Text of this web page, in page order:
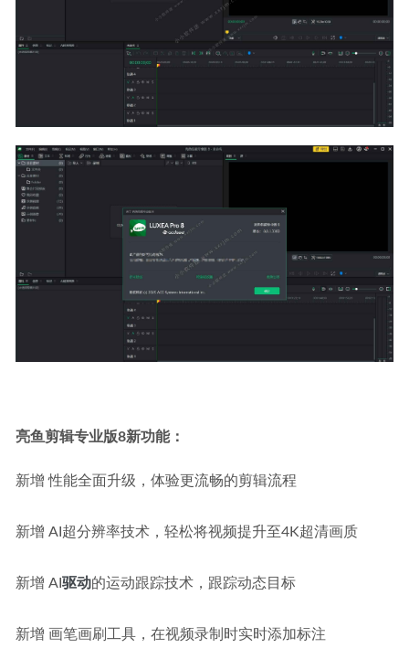
亮鱼剪辑专业版8新功能：
新增 性能全面升级，体验更流畅的剪辑流程
新增 AI超分辨率技术，轻松将视频提升至4K超清画质
新增 AI 驱动的运动跟踪技术，跟踪动态目标
新增 画笔画刷工具，在视频录制时实时添加标注